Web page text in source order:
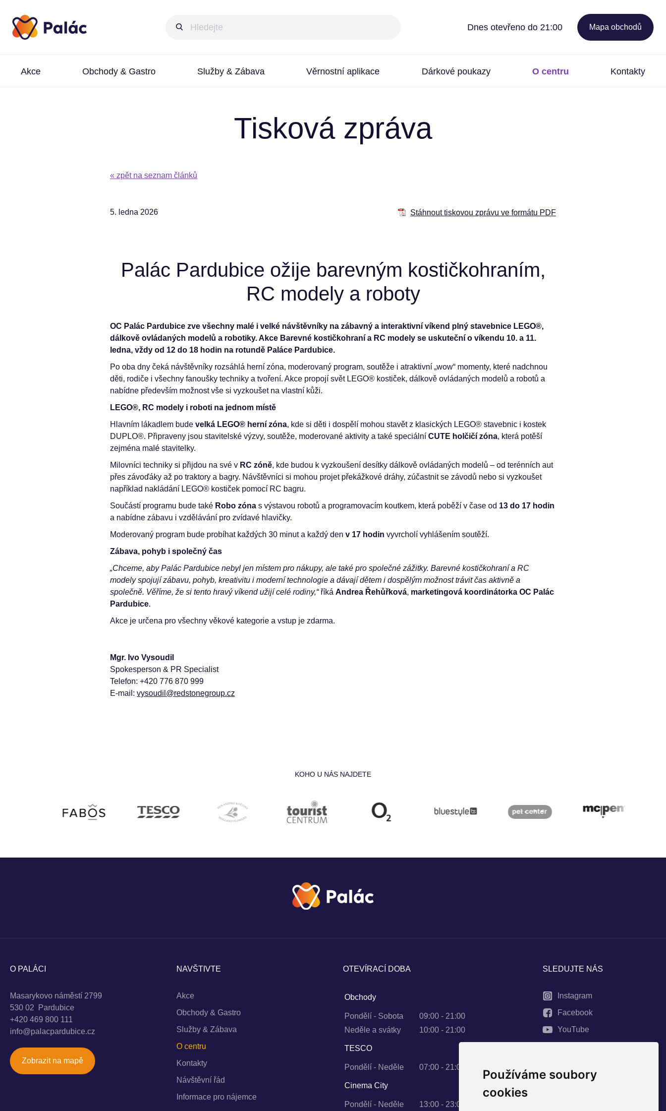
Používáme soubory
cookies
Mapa obchodů
Dnes otevřeno do 21:00
Akce Obchody & Gastro Služby & Zábava Věrnostní aplikace Dárkové poukazy O centru Kontakty
Tisková zpráva
« zpět na seznam článků
Stáhnout tiskovou zprávu ve formátu PDF
5. ledna 2026
Palác Pardubice ožije barevným kostičkohraním,
RC modely a roboty
OC Palác Pardubice zve všechny malé i velké návštěvníky na zábavný a interaktivní víkend plný stavebnice LEGO®,
dálkově ovládaných modelů a robotiky. Akce Barevné kostičkohraní a RC modely se uskuteční o víkendu 10. a 11.
ledna, vždy od 12 do 18 hodin na rotundě Paláce Pardubice.
Po oba dny čeká návštěvníky rozsáhlá herní zóna, moderovaný program, soutěže i atraktivní „wow“ momenty, které nadchnou
děti, rodiče i všechny fanoušky techniky a tvoření. Akce propojí svět LEGO® kostiček, dálkově ovládaných modelů a robotů a
nabídne především možnost vše si vyzkoušet na vlastní kůži.
LEGO®, RC modely i roboti na jednom místě
Hlavním lákadlem bude velká LEGO® herní zóna, kde si děti i dospělí mohou stavět z klasických LEGO® stavebnic i kostek
DUPLO®. Připraveny jsou stavitelské výzvy, soutěže, moderované aktivity a také speciální CUTE holčičí zóna, která potěší
zejména malé stavitelky.
Milovníci techniky si přijdou na své v RC zóně, kde budou k vyzkoušení desítky dálkově ovládaných modelů – od terénních aut
přes závoďáky až po traktory a bagry. Návštěvníci si mohou projet překážkové dráhy, zúčastnit se závodů nebo si vyzkoušet
například nakládání LEGO® kostiček pomocí RC bagru.
Součástí programu bude také Robo zóna s výstavou robotů a programovacím koutkem, která poběží v čase od 13 do 17 hodin
a nabídne zábavu i vzdělávání pro zvídavé hlavičky.
Moderovaný program bude probíhat každých 30 minut a každý den v 17 hodin vyvrcholí vyhlášením soutěží.
Zábava, pohyb i společný čas
„Chceme, aby Palác Pardubice nebyl jen místem pro nákupy, ale také pro společné zážitky. Barevné kostičkohraní a RC
modely spojují zábavu, pohyb, kreativitu i moderní technologie a dávají dětem i dospělým možnost trávit čas aktivně a
společně. Věříme, že si tento hravý víkend užijí celé rodiny,“říká Andrea Řehůřková, marketingová koordinátorka OC Palác
Pardubice.
Akce je určena pro všechny věkové kategorie a vstup je zdarma.
Mgr. Ivo Vysoudil
Spokesperson & PR Specialist
Telefon: +420 776 870 999
E-mail: vysoudil@redstonegroup.cz
KOHO U NÁS NAJDETE
O PALÁCI
Masarykovo náměstí 2799
530 02 Pardubice
+420 469 800 111
info@palacpardubice.cz
Zobrazit na mapě
NAVŠTIVTE
Akce
Obchody & Gastro
Služby & Zábava
O centru
Kontakty
Návštěvní řád
Informace pro nájemce
OTEVÍRACÍ DOBA
Obchody
Pondělí - Sobota
09:00 - 21:00
Neděle a svátky
10:00 - 21:00
TESCO
Pondělí - Neděle 07:00 - 21:00
Cinema City
Pondělí - Neděle 13:00 - 23:00
SLEDUJTE NÁS
Instagram
Facebook
YouTube